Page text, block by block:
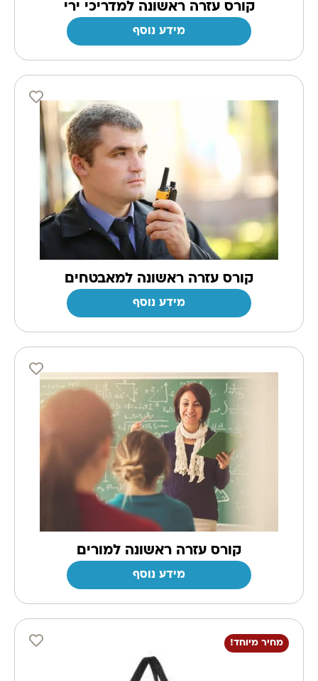
קורס עזרה ראשונה למדריכי ירי
מידע נוסף
קורס עזרה ראשונה למאבטחים
מידע נוסף
קורס עזרה ראשונה למורים
מידע נוסף
מחיר מיוחד!